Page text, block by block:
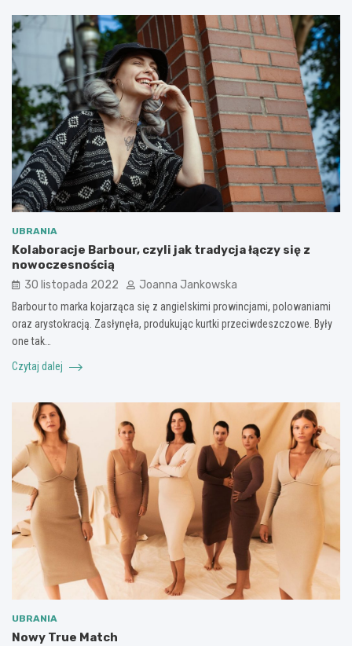
UBRANIA
Kolaboracje Barbour, czyli jak tradycja łączy się z
nowoczesnością
30 listopada 2022 Joanna Jankowska
Barbour to marka kojarząca się z angielskimi prowincjami, polowaniami
oraz arystokracją. Zasłynęła, produkując kurtki przeciwdeszczowe. Były
one tak…
Czytaj dalej
UBRANIA
Nowy True Match